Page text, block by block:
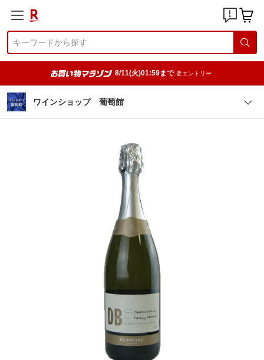
8/11(火)01:59まで 要エントリー
ワインショップ 葡萄館